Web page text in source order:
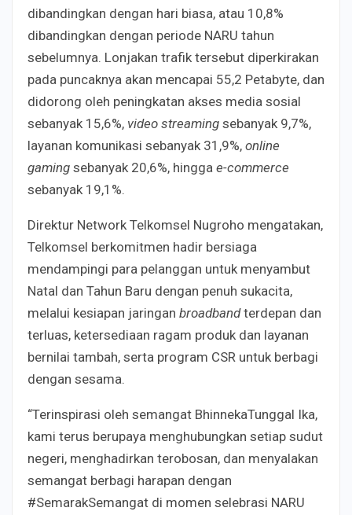
dibandingkan dengan hari biasa, atau 10,8%
dibandingkan dengan periode NARU tahun
sebelumnya. Lonjakan trafik tersebut diperkirakan
pada puncaknya akan mencapai 55,2 Petabyte, dan
didorong oleh peningkatan akses media sosial
sebanyak 15,6%, video streaming sebanyak 9,7%,
layanan komunikasi sebanyak 31,9%, online
gaming sebanyak 20,6%, hingga e-commerce
sebanyak 19,1%.
Direktur Network Telkomsel Nugroho mengatakan,
Telkomsel berkomitmen hadir bersiaga
mendampingi para pelanggan untuk menyambut
Natal dan Tahun Baru dengan penuh sukacita,
melalui kesiapan jaringan broadbandterdepan dan
terluas, ketersediaan ragam produk dan layanan
bernilai tambah, serta program CSR untuk berbagi
dengan sesama.
“Terinspirasi oleh semangat BhinnekaTunggal Ika,
kami terus berupaya menghubungkan setiap sudut
negeri, menghadirkan terobosan, dan menyalakan
semangat berbagi harapan dengan
#SemarakSemangat di momen selebrasi NARU